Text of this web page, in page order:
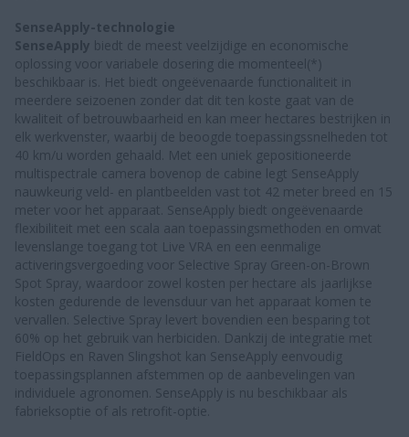
SenseApply-technologie
SenseApply biedt de meest veelzijdige en economische
oplossing voor variabele dosering die momenteel(*)
beschikbaar is. Het biedt ongeëvenaarde functionaliteit in
meerdere seizoenen zonder dat dit ten koste gaat van de
kwaliteit of betrouwbaarheid en kan meer hectares bestrijken in
elk werkvenster, waarbij de beoogde toepassingssnelheden tot
40 km/u worden gehaald. Met een uniek gepositioneerde
multispectrale camera bovenop de cabine legt SenseApply
nauwkeurig veld- en plantbeelden vast tot 42 meter breed en 15
meter voor het apparaat. SenseApply biedt ongeëvenaarde
flexibiliteit met een scala aan toepassingsmethoden en omvat
levenslange toegang tot Live VRA en een eenmalige
activeringsvergoeding voor Selective Spray Green-on-Brown
Spot Spray, waardoor zowel kosten per hectare als jaarlijkse
kosten gedurende de levensduur van het apparaat komen te
vervallen. Selective Spray levert bovendien een besparing tot
60% op het gebruik van herbiciden. Dankzij de integratie met
FieldOps en Raven Slingshot kan SenseApply eenvoudig
toepassingsplannen afstemmen op de aanbevelingen van
individuele agronomen. SenseApply is nu beschikbaar als
fabrieksoptie of als retrofit-optie.